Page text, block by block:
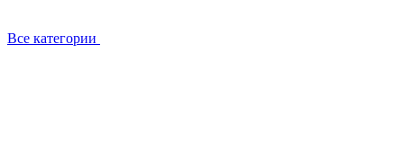
Все категории